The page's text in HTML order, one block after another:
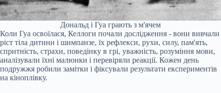
Дональд і Гуа грають з м'ячем
Коли Гуа освоїлася, Келлоги почали дослідження - вони вивчали
ріст тіла дитини і шимпанзе, їх рефлекси, рухи, силу, пам'ять,
спритність, страхи, поведінку в грі, уважність, розуміння мови,
аналізували їхні малюнки і перевіряли реакції. Кожен день
подружжя робили замітки і фіксували результати експериментів
на кіноплівку.